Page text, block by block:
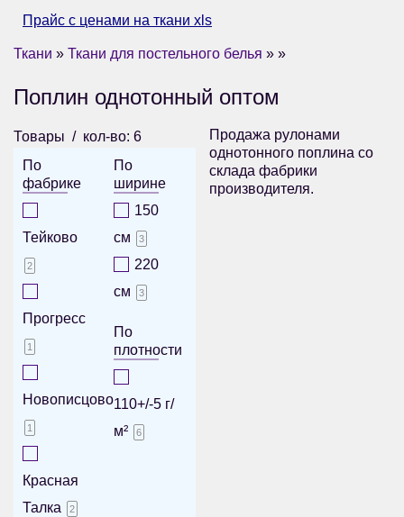
Прайс с ценами на ткани xls
Ткани » Ткани для постельного белья » »
Поплин однотонный оптом
Товары
кол-во: 6
По
фабрике
Тейково
2
Прогресс
1
Новописцово
1
Красная
Талка
2
По
ширине
150
см
3
220
см
3
По
плотности
110+/-5 г/
м²
6
Продажа рулонами
однотонного поплина со
склада фабрики
производителя.